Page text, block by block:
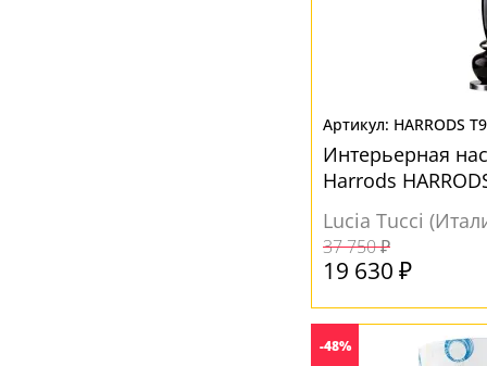
HARRODS
Интерьерная
Harrods
Lucia Tucci
37 750 ₽
19 630 ₽
-48%